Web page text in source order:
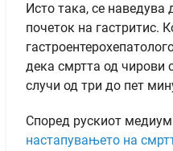
Исто така, се
почеток на гастритис.
дека смртта од
случи од три до пет
Според рускиот медиум
настапувањето на